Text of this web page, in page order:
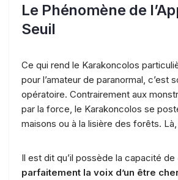
Le Phénomène de
Seuil
Ce qui rend le Karakoncolos
pour l’amateur de paranormal, c’est
opératoire. Contrairement aux
par la force, le Karakoncolos se
maisons ou à la lisière des forêts.
Il est dit qu’il possède la capacité de
parfaitement la voix d’un être